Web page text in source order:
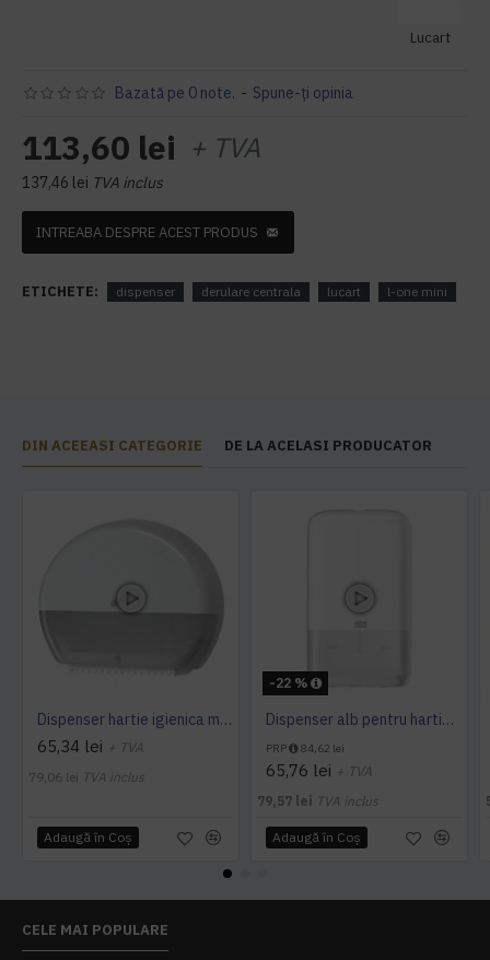
Lucart
Bazată pe 0 note. - Spune-ţi opinia
113,60 lei + TVA
137,46 lei TVA inclus
INTREABA DESPRE ACEST PRODUS
ETICHETE: dispenser derulare centrala lucart l-one mini
DIN ACEEASI CATEGORIE DE LA ACELASI PRODUCATOR
Dispenser hartie igienica mini Jumbo Tork alb
65,34 lei + TVA
79,06 lei TVA inclus
Adaugă în Coş
-22 %
Dispenser alb pentru hartie igienica pliata, bulk, Tork
PRP 84,62 lei
65,76 lei + TVA
79,57 lei TVA inclus
Adaugă în Coş
CELE MAI POPULARE